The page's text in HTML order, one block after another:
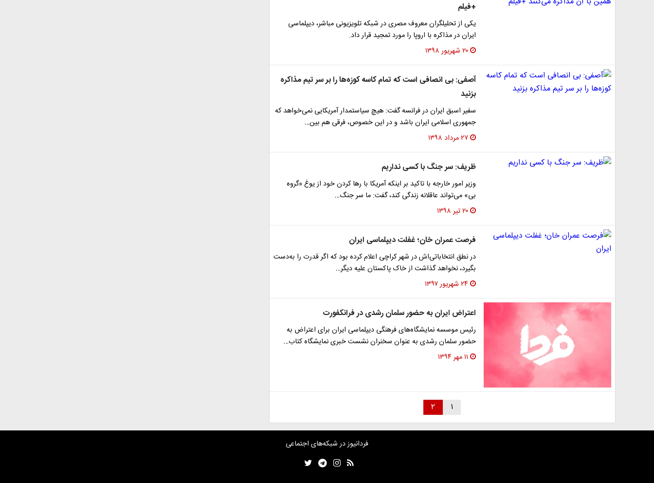
+فیلم
یکی از تحلیلگران معروف مصری در شبکه تلویزیونی مباشر، دیپلماسی
ایران در مذاکره با اروپا را مورد تمجید قرار داد.
۲۰ شهریور ۱۳۹۸
آصفی: بی انصافی است که تمام کاسه کوزه‌ها را بر سر تیم مذاکره
بزنید
سفیر اسبق ایران در فرانسه گفت: هیچ سیاستمدار آمریکایی نمی‌خواهد که
جمهوری اسلامی ایران باشد و در این خصوص، فرقی هم بین…
۲۷ مرداد ۱۳۹۸
ظریف: سر جنگ با کسی نداریم
وزیر امور خارجه با تاکید بر اینکه آمریکا با رها کردن خود از یوغ «گروه
بی» می‌تواند عاقلانه زندگی کند، گفت: ما سر جنگ…
۲۰ تیر ۱۳۹۸
فرصت عمران خان؛ غفلت دیپلماسی ایران
در نطق انتخاباتی‌اش در شهر کراچی اعلام کرده بود که اگر قدرت را به‌دست
بگیرد، نخواهد گذاشت از خاک پاکستان علیه دیگر…
۲۴ شهریور ۱۳۹۷
اعتراض ایران به حضور سلمان رشدی در فرانکفورت
رئیس موسسه نمایشگاه‌های فرهنگی دیپلماسی ایران برای اعتراض به
حضور سلمان رشدی به عنوان سخنران نشست خبری نمایشگاه کتاب…
۱۱ مهر ۱۳۹۴
۱ ۲
فردانیوز در شبکه‌های اجتماعی